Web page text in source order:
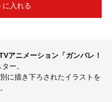
に入れる
アニメーション「ガンバレ！
ー。
に描き下ろされたイラストを